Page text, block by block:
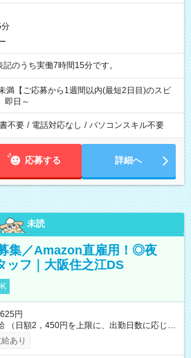
17:30 ※表記のうち実働7時間15分です。
満【ご応募から1週間以内(最短2日目)のスピ
即日～
不要 / 電話対応なし / パソコンスキル不要
応募する 詳細へ
未読
集／Amazon直雇用！◎夜
フ｜大阪住之江DS
円
（日額2，450円を上限に、出勤日数に応じて
額の上限あり、手数料無料（Amazon負担）
あり